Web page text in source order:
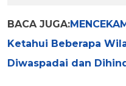
BACA JUGA:
Ketahui Beberapa
Diwaspadai dan